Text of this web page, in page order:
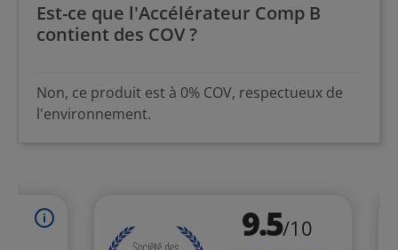
Est-ce que l'Accélérateur Comp B
contient des COV ?
Non, ce produit est à 0% COV, respectueux de
l'environnement.